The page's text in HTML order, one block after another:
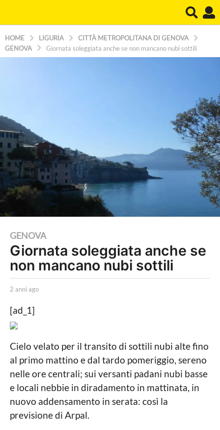
HOME LIGURIA
CITTÀ METROPOLITANA DI GENOVA
GENOVA
Giornata soleggiata anche se non mancano nubi sottili
2
a
n
i
a
g
o
2
a
n
n
i
a
GENOVA
Giornata soleggiata anche se
non mancano nubi sottili
b
R
e
d
z
o
n
2 anni ago
g
[ad_1]
Cielo velato per il transito di sottili nubi alte fino
al primo mattino e dal tardo pomeriggio, sereno
nelle ore centrali; sui versanti padani nubi basse
e locali nebbie in diradamento in mattinata, in
nuovo addensamento in serata: così la
previsione di Arpal.